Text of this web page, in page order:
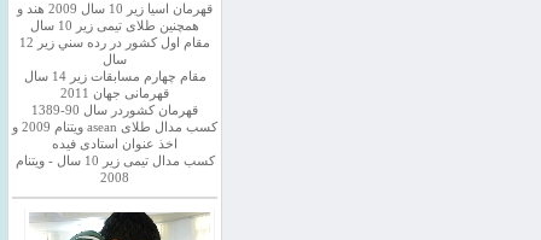
قهرمان اسيا زیر 10 سال 2009 هند و
همچنین طلای تیمی زیر 10 سال
مقام اول كشور در رده سني زير 12
سال
مقام چهارم مسابقات زیر 14 سال
قهرمانی جهان 2011
قهرمان کشوردر سال 90-1389
کسب مدال طلای asean ویتنام 2009 و
اخذ عنوان استادی فیده
کسب مدال تیمی زیر 10 سال - ویتنام
2008